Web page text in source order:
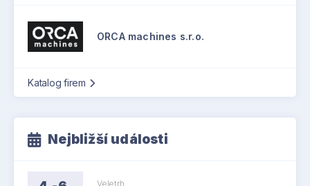
ORCA machines s.r.o.
Katalog firem
Nejbližší události
Veletrh